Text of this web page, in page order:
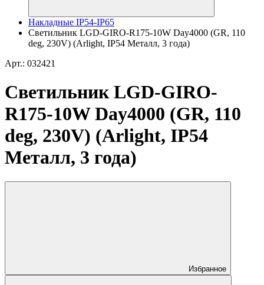
Накладные IP54-IP65
Светильник LGD-GIRO-R175-10W Day4000 (GR, 110
deg, 230V) (Arlight, IP54 Металл, 3 года)
Арт.: 032421
Светильник LGD-GIRO-
R175-10W Day4000 (GR, 110
deg, 230V) (Arlight, IP54
Металл, 3 года)
Избранное